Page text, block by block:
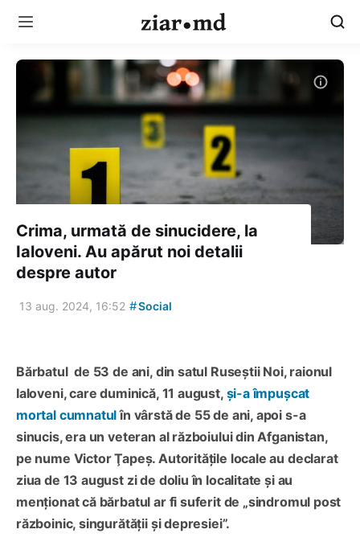
Crima, urmată de sinucidere, la
Ialoveni. Au apărut noi detalii
despre autor
13 aug. 2024, 16:52 #Social
Bărbatul de 53 de ani, din satul Ruseştii Noi, raionul
Ialoveni, care duminică, 11 august,şi-a împușcat
mortal cumnatulîn vârstă de 55 de ani, apoi s-a
sinucis, era un veteran al războiului din Afganistan,
pe nume Victor Ţapeş. Autoritățile locale au declarat
ziua de 13 august zi de doliu în localitate și au
menționat că bărbatul ar fi suferit de „sindromul post
războinic, singurătății și depresiei”.